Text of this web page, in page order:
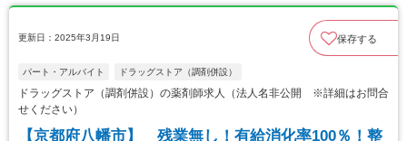
更新日：2025年3月19日 保存する
パート・アルバイト ドラッグストア（調剤併設）
ドラッグストア（調剤併設）の薬剤師求人（法人名非公開 ※詳細はお問合
せください）
【京都府八幡市】 残業無し！有給消化率100％！整